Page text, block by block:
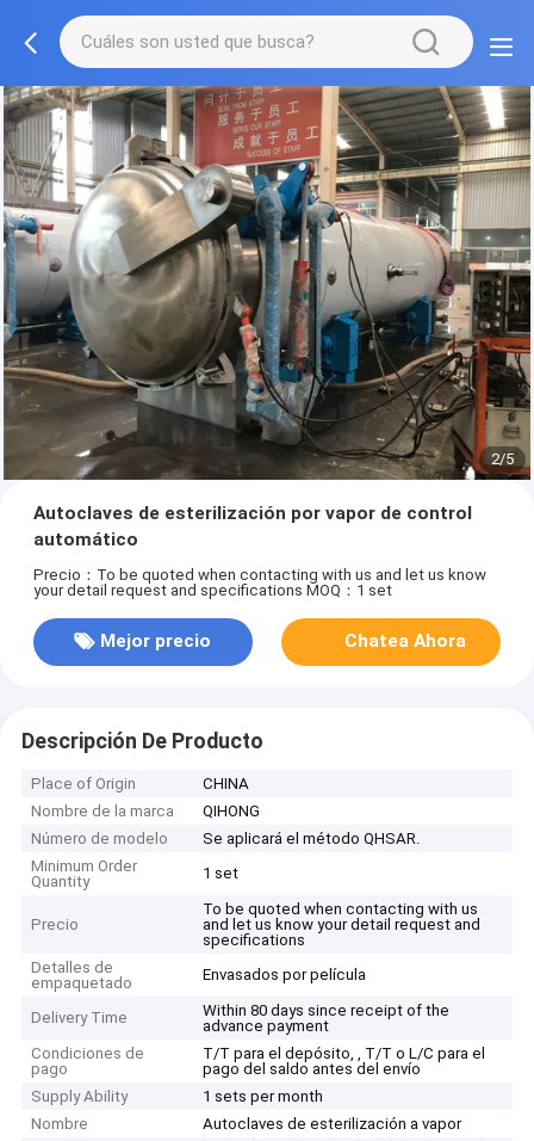
2/5
Autoclaves de esterilización por vapor de control
automático
Precio：To be quoted when contacting with us and let us know
your detail request and specifications MOQ：1 set
Mejor precio Chatea Ahora
Descripción De Producto
Place of Origin
CHINA
Nombre de la marca
QIHONG
Número de modelo
Se aplicará el método QHSAR.
Minimum Order
Quantity
1 set
Precio
To be quoted when contacting with us
and let us know your detail request and
specifications
Detalles de
empaquetado
Envasados por película
Delivery Time
Within 80 days since receipt of the
advance payment
Condiciones de
pago
T/T para el depósito, , T/T o L/C para el
pago del saldo antes del envío
Supply Ability
1 sets per month
Nombre
Autoclaves de esterilización a vapor